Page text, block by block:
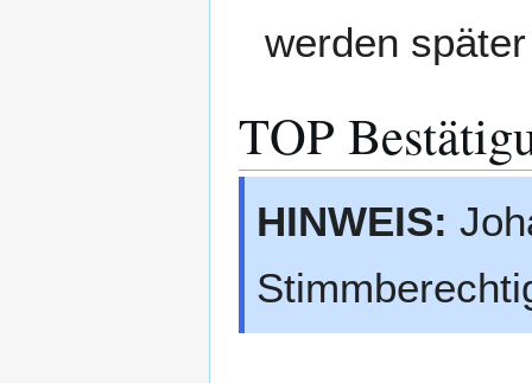
werden
TOP
HINWEIS: